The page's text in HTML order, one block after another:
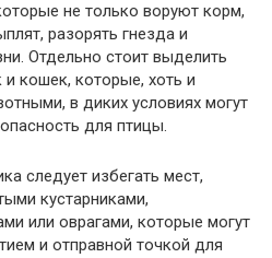
не только воруют корм,
разорять гнезда и
Отдельно стоит выделить
и кошек, которые, хоть и
в диких условиях могут
для птицы.
следует избегать мест,
кустарниками,
или оврагами, которые могут
и отправной точкой для